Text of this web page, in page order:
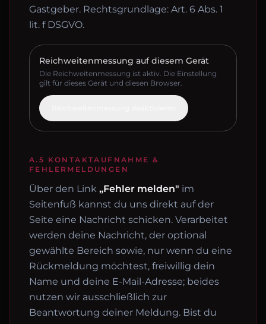
Gastgeber. Rechtsgrundlage: Art. 6 Abs. 1
lit. f DSGVO.
Reichweitenmessung auf diesem Gerät
Die Reichweitenmessung ist aktiv. Die Einstellung
gilt für dieses Gerät und diesen Browser.
A.5 KONTAKTAUFNAHME &
FEHLERMELDUNGEN
Über den Link „Fehler melden" im
Seitenfuß kannst du uns direkt auf der
Seite eine Nachricht schicken. Verarbeitet
werden deine Nachricht, der optional
gewählte Bereich sowie, nur wenn du eine
Rückmeldung möchtest, freiwillig dein
Name und deine E-Mail-Adresse; beides
nutzen wir ausschließlich zur
Beantwortung deiner Meldung. Bist du